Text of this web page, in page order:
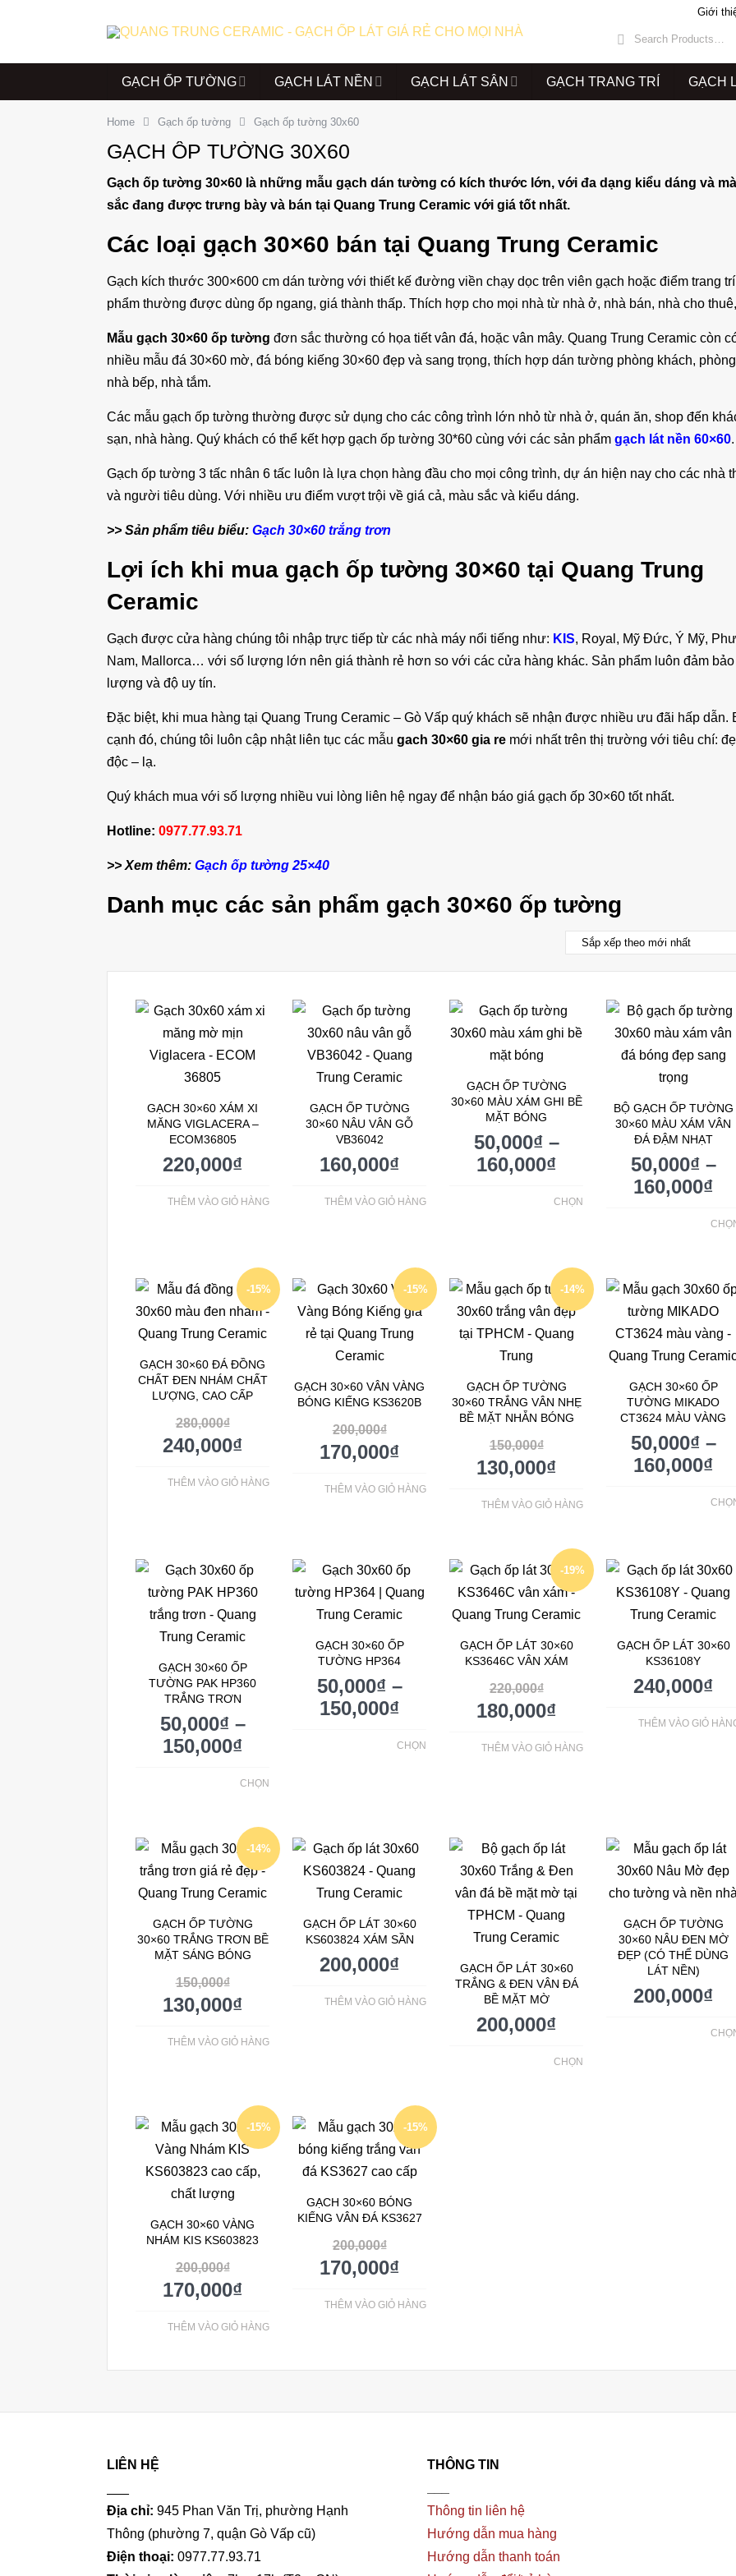
Giới
GẠCH ỐP TƯỜNG GẠCH LÁT NỀN GẠCH LÁT SÂN GẠCH TRANG TRÍ GẠCH
Home Gạch ốp tường Gạch ốp tường 30x60
GẠCH ỐP TƯỜNG 30X60
Gạch ốp tường 30×60 là những mẫu gạch dán tường có kích thước lớn, với đa dạng kiểu dáng và
sắc đang được trưng bày và bán tại Quang Trung Ceramic với giá tốt nhất.
Các loại gạch 30×60 bán tại Quang Trung Ceramic
Gạch kích thước 300×600 cm dán tường với thiết kế đường viền chạy dọc trên viên gạch hoặc điểm trang
phẩm thường được dùng ốp ngang, giá thành thấp. Thích hợp cho mọi nhà từ nhà ở, nhà bán, nhà cho
Mẫu gạch 30×60 ốp tường đơn sắc thường có họa tiết vân đá, hoặc vân mây. Quang Trung Ceramic còn
nhiều mẫu đá 30×60 mờ, đá bóng kiếng 30×60 đẹp và sang trọng, thích hợp dán tường phòng khách,
nhà bếp, nhà tắm.
Các mẫu gạch ốp tường thường được sử dụng cho các công trình lớn nhỏ từ nhà ở, quán ăn, shop đến
sạn, nhà hàng. Quý khách có thể kết hợp gạch ốp tường 30*60 cùng với các sản phẩm gạch lát nền 60×60.
Gạch ốp tường 3 tấc nhân 6 tấc luôn là lựa chọn hàng đầu cho mọi công trình, dự án hiện nay cho các nhà
và người tiêu dùng. Với nhiều ưu điểm vượt trội về giá cả, màu sắc và kiểu dáng.
>> Sản phẩm tiêu biểu: Gạch 30×60 trắng trơn
Lợi ích khi mua gạch ốp tường 30×60 tại Quang Trung
Ceramic
Gạch được cửa hàng chúng tôi nhập trực tiếp từ các nhà máy nổi tiếng như: KIS, Royal, Mỹ Đức, Ý Mỹ,
Nam, Mallorca… với số lượng lớn nên giá thành rẻ hơn so với các cửa hàng khác. Sản phẩm luôn đảm bảo
lượng và độ uy tín.
Đặc biệt, khi mua hàng tại Quang Trung Ceramic – Gò Vấp quý khách sẽ nhận được nhiều ưu đãi hấp dẫn.
cạnh đó, chúng tôi luôn cập nhật liên tục các mẫu gach 30×60 gia re mới nhất trên thị trường với tiêu chí:
độc – lạ.
Quý khách mua với số lượng nhiều vui lòng liên hệ ngay để nhận báo giá gạch ốp 30×60 tốt nhất.
Hotline: 0977.77.93.71
>> Xem thêm: Gạch ốp tường 25×40
Danh mục các sản phẩm gạch 30×60 ốp tường
GẠCH 30×60 XÁM XI
MĂNG VIGLACERA –
ECOM36805
220,000₫
THÊM VÀO GIỎ HÀNG
GẠCH ỐP TƯỜNG
30×60 NÂU VÂN GỖ
VB36042
160,000₫
THÊM VÀO GIỎ HÀNG
GẠCH ỐP TƯỜNG
30×60 MÀU XÁM GHI BỀ
MẶT BÓNG
50,000₫ –
160,000₫
CHỌN
BỘ GẠCH ỐP TƯỜNG
30×60 MÀU XÁM VÂN
ĐÁ ĐẬM NHẠT
50,000₫ –
160,000₫
-15%
GẠCH 30×60 ĐÁ ĐỒNG
CHẤT ĐEN NHÁM CHẤT
LƯỢNG, CAO CẤP
280,000₫
240,000₫
THÊM VÀO GIỎ HÀNG
-15%
GẠCH 30×60 VÂN VÀNG
BÓNG KIẾNG KS3620B
200,000₫
170,000₫
THÊM VÀO GIỎ HÀNG
-14%
GẠCH ỐP TƯỜNG
30×60 TRẮNG VÂN NHẸ
BỀ MẶT NHẴN BÓNG
150,000₫
130,000₫
THÊM VÀO GIỎ HÀNG
GẠCH 30×60 ỐP
TƯỜNG MIKADO
CT3624 MÀU VÀNG
50,000₫ –
160,000₫
GẠCH 30×60 ỐP
TƯỜNG PAK HP360
TRẮNG TRƠN
50,000₫ –
150,000₫
CHỌN
GẠCH 30×60 ỐP
TƯỜNG HP364
50,000₫ –
150,000₫
CHỌN
-19%
GẠCH ỐP LÁT 30×60
KS3646C VÂN XÁM
220,000₫
180,000₫
THÊM VÀO GIỎ HÀNG
GẠCH ỐP LÁT 30×60
KS36108Y
240,000₫
THÊM VÀO GIỎ
-14%
GẠCH ỐP TƯỜNG
30×60 TRẮNG TRƠN BỀ
MẶT SÁNG BÓNG
150,000₫
130,000₫
THÊM VÀO GIỎ HÀNG
GẠCH ỐP LÁT 30×60
KS603824 XÁM SẦN
200,000₫
THÊM VÀO GIỎ HÀNG
GẠCH ỐP LÁT 30×60
TRẮNG & ĐEN VÂN ĐÁ
BỀ MẶT MỜ
200,000₫
CHỌN
GẠCH ỐP TƯỜNG
30×60 NÂU ĐEN MỜ
ĐẸP (CÓ THỂ DÙNG
LÁT NỀN)
200,000₫
-15%
GẠCH 30×60 VÀNG
NHÁM KIS KS603823
200,000₫
170,000₫
THÊM VÀO GIỎ HÀNG
-15%
GẠCH 30×60 BÓNG
KIẾNG VÂN ĐÁ KS3627
200,000₫
170,000₫
THÊM VÀO GIỎ HÀNG
LIÊN HỆ
Địa chỉ: 945 Phan Văn Trị, phường Hạnh
Thông (phường 7, quận Gò Vấp cũ)
Điện thoại: 0977.77.93.71
THÔNG TIN
Thông tin liên hệ
Hướng dẫn mua hàng
Hướng dẫn thanh toán